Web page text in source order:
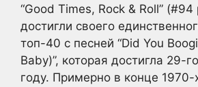
“Good Times, Rock & Roll”
достигли своего
топ-40 с песней “Did You
Baby)”, которая достигла 29-
году. Примерно в конце 1970-